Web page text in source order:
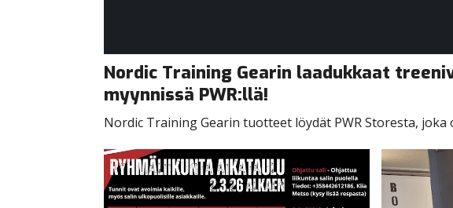
Nordic Training Gearin laadukkaat
myynnissä PWR:llä!
Nordic Training Gearin tuotteet löydät PWR Storesta,